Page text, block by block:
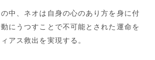
中、ネオは自身の心のあり方を身に付
にうつすことで不可能とされた運命を
アス救出を実現する。